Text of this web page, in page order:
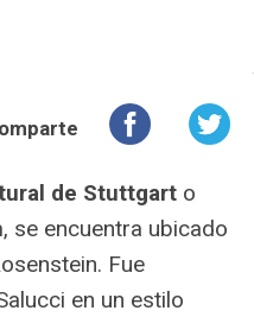
de Stuttgart o
, se encuentra ubicado
Fue
en un estilo